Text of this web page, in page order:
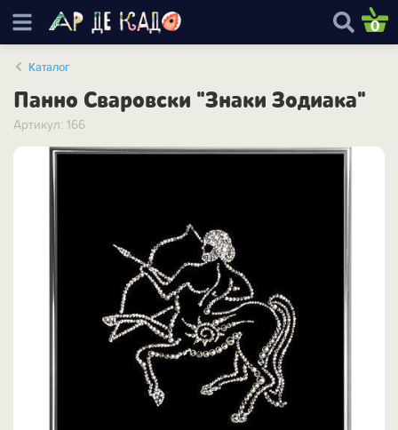
0
Каталог
Панно Сваровски "Знаки Зодиака"
Артикул: 166